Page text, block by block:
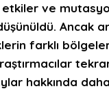
etkiler ve
Ancak
farklı
hakkında